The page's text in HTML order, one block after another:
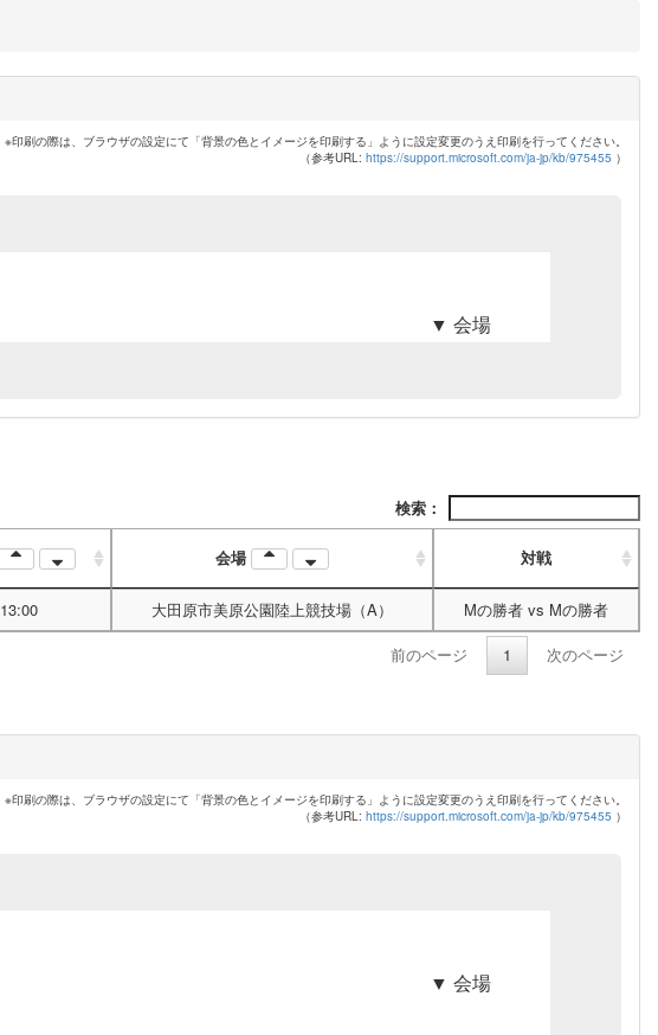
※印刷の際は、ブラウザの設定にて「背景の色とイメージを印刷する」ように設定変更のうえ印刷を行ってください。
（参考URL: https://support.microsoft.com/ja-jp/kb/975455 ）
▼ 会場
検索：
会場 対戦
13:00 大田原市美原公園陸上競技場（A） Mの勝者 vs Mの勝者
前のページ 1 次のページ
※印刷の際は、ブラウザの設定にて「背景の色とイメージを印刷する」ように設定変更のうえ印刷を行ってください。
（参考URL: https://support.microsoft.com/ja-jp/kb/975455 ）
▼ 会場